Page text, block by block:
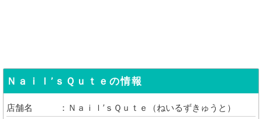
Ｎａｉｌ’ｓＱｕｔｅ の情報
店舗名 Ｎａｉｌ’ｓＱｕｔｅ （ねいるずきゅうと ）